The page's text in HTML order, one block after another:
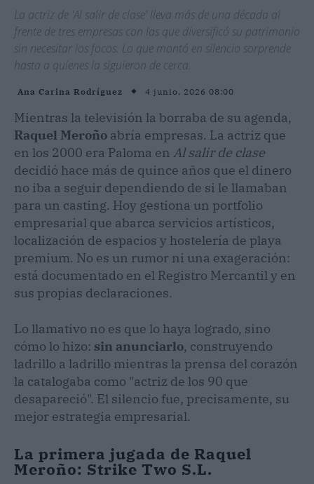
La actriz de 'Al salir de clase' lleva más de una década al
frente de tres empresas con las que diversificó su patrimonio
sin necesitar los focos. Lo que montó en silencio sorprende
hasta a quienes la siguieron de cerca.
Ana Carina Rodríguez 4 junio, 2026 08:00
Mientras la televisión la borraba de su agenda,
Raquel Meroño abría empresas. La actriz que
en los 2000 era Paloma en Al salir de clase
decidió hace más de quince años que el dinero
no iba a seguir dependiendo de si le llamaban
para un casting. Hoy gestiona un portfolio
empresarial que abarca servicios artísticos,
localización de espacios y hostelería de playa
premium. No es un rumor ni una exageración:
está documentado en el Registro Mercantil y en
sus propias declaraciones.
Lo llamativo no es que lo haya logrado, sino
cómo lo hizo: sin anunciarlo, construyendo
ladrillo a ladrillo mientras la prensa del corazón
la catalogaba como "actriz de los 90 que
desapareció". El silencio fue, precisamente, su
mejor estrategia empresarial.
La primera jugada de Raquel
Meroño: Strike Two S.L.